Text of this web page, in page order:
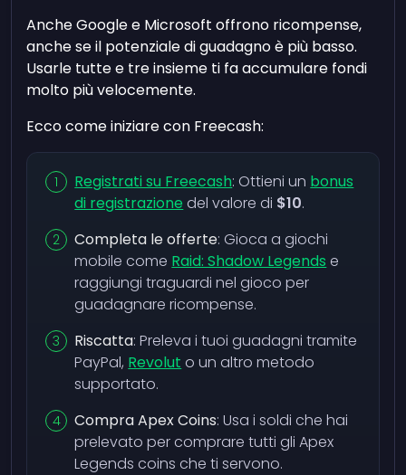
Anche Google e Microsoft offrono ricompense,
anche se il potenziale di guadagno è più basso.
Usarle tutte e tre insieme ti fa accumulare fondi
molto più velocemente.
Ecco come iniziare con Freecash:
Registrati su Freecash: Ottieni un bonus
di registrazione del valore di $10.
Completa le offerte: Gioca a giochi
mobile come Raid: Shadow Legends e
raggiungi traguardi nel gioco per
guadagnare ricompense.
Riscatta: Preleva i tuoi guadagni tramite
PayPal, Revolut o un altro metodo
supportato.
Compra Apex Coins: Usa i soldi che hai
prelevato per comprare tutti gli Apex
Legends coins che ti servono.